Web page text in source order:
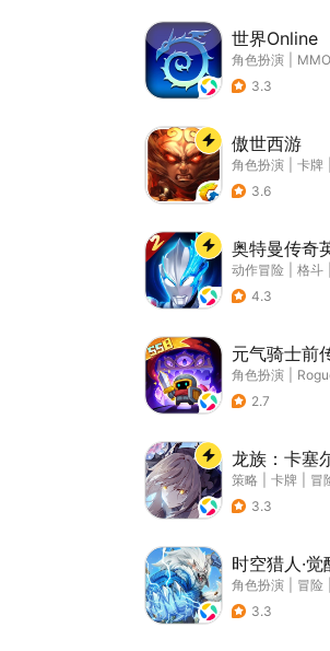
世界Online
角色扮演
3.3
傲世西游
角色扮演 卡牌
3.6
奥特曼传奇
动作冒险 格斗
4.3
元气骑士前
角色扮演
2.7
龙族：卡塞
策略 卡牌 冒
3.3
时空猎人·觉
角色扮演 冒险
3.3